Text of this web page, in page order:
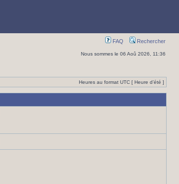
FAQ Rechercher
Nous sommes le 06 Aoû 2026, 11:36
Heures au format UTC [ Heure d’été ]